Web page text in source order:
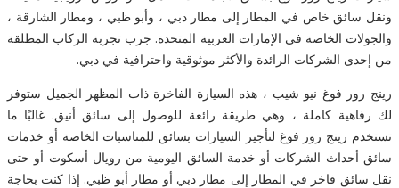
ونقل سائق خاص في المطار إلى مطار دبي ، وأبو ظبي ، ومطار الشارقة ،
والجولات الخاصة في الإمارات العربية المتحدة. جرب تجربة الركاب المطلقة
من إحدى الشركات الرائدة والأكثر موثوقية واحترافية في دبي.
رينج رور فوغ نيو شيب ، هذه السيارة الفاخرة ذات المظهر الجميل ستوفر
لك رفاهية كاملة ، وهي طريقة رائعة للوصول إلى سائق أنيق. غالبًا ما
تستخدم رينج رور فوغ لتأجير السيارات بسائق للمناسبات الخاصة أو خدمات
سائق أحداث الشركات أو خدمة السائق اليومية من رويال أسكوت أو حتى
نقل سائق فاخر في المطار إلى مطار دبي أو مطار أبو ظبي. إذا كنت بحاجة